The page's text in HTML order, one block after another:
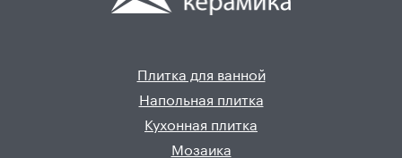
Плитка для ванной
Напольная плитка
Кухонная плитка
Мозаика